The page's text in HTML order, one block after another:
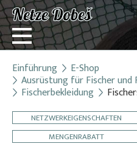
Login
Registrierung
Über uns
Kontakt
Einführung E-Shop
Ausrüstung für Fischer und
Fischerbekleidung
NETZWERKEIGENSCHAFTEN
MENGENRABATT